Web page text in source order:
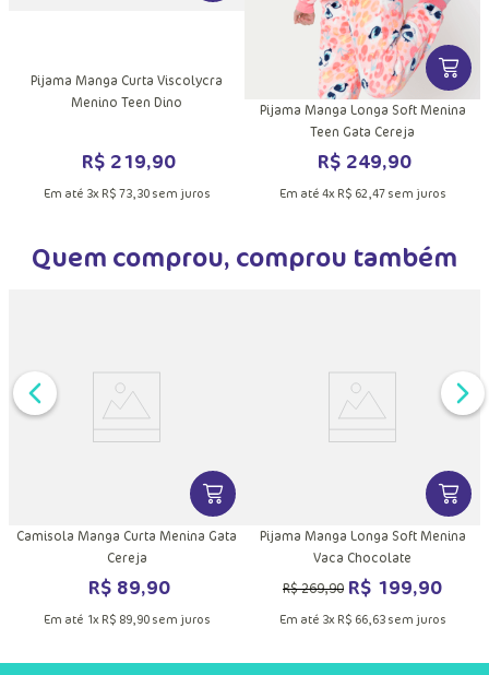
INFORMAÇÕES DO PRODUTO
Pijama Manga Curta Viscolycra
Menino Teen Dino
R$ 219,90
Em até 3x R$ 73,30sem juros
VER
Pijama Manga Longa Soft Menina
Teen Gata Cereja
R$ 249,90
Em até 4x R$ 62,47sem juros
Quem comprou, comprou também
INFORMAÇÕES DO PRODUTOVER MAIS INFORMAÇÕES DO
Camisola Manga Curta Menina Gata
Cereja
R$ 89,90
Em até 1x R$ 89,90sem juros
VER
Pijama Manga Longa Soft Menina
Vaca Chocolate
R$269,90 R$ 199,90
Em até 3x R$ 66,63sem juros